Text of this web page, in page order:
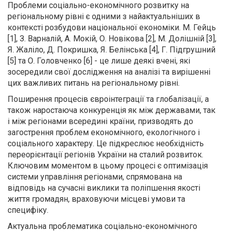
Проблеми соціально-економічного розвитку на
регіональному рівні є одними з найактуальніших в
контексті розбудови національної економіки. М. Гейць
[1], З. Варналій, А. Мокій, О. Новікова [2], М. Долішній [3],
Я. Жаліло, Д. Покришка, Я. Белінська [4], Г. Підгрушний
[5] та О. Головченко [6] - це лише деякі вчені, які
зосередили свої дослідження на аналізі та вирішенні
цих важливих питань на регіональному рівні.
Поширення процесів євроінтеграції та глобалізації, а
також наростаюча конкуренція як між державами, так
і між регіонами всередині країни, призводять до
загострення проблем економічного, екологічного і
соціального характеру. Це підкреслює необхідність
переорієнтації регіонів України на сталий розвиток.
Ключовим моментом в цьому процесі є оптимізація
системи управління регіонами, спрямована на
відповідь на сучасні виклики та поліпшення якості
життя громадян, враховуючи місцеві умови та
специфіку.
Актуальна проблематика соціально-економічного